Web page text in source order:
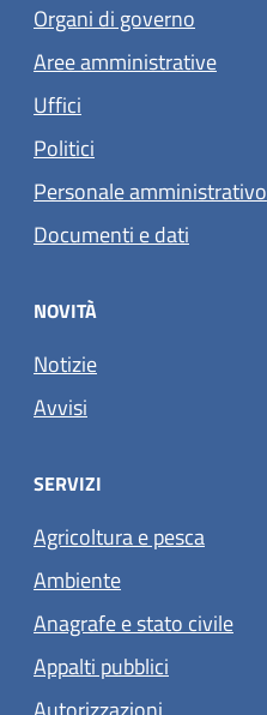
Organi di governo
Aree amministrative
Uffici
Politici
Personale amministrativo
Documenti e dati
NOVITÀ
Notizie
Avvisi
SERVIZI
Agricoltura e pesca
Ambiente
Anagrafe e stato civile
Appalti pubblici